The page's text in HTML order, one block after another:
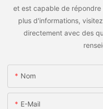
et est capable de
plus d'informations,
directement avec des
Nom
E-Mail